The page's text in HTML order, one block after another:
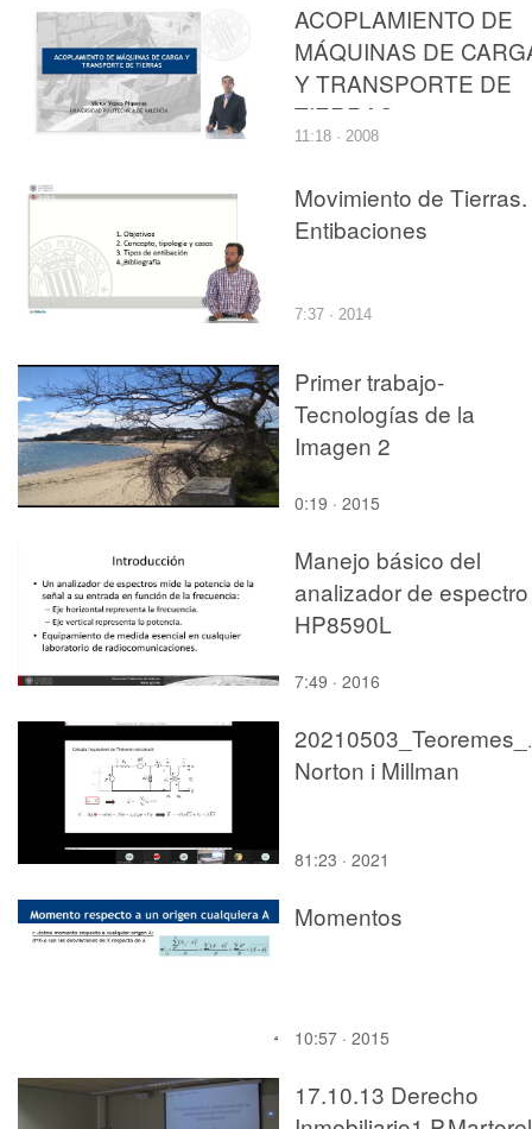
ACOPLAMIENTO DE
MÁQUINAS DE
Y TRANSPORTE DE
TIERRAS
11:18 · 2008
Movimiento de Tierras.
Entibaciones
7:37 · 2014
Primer trabajo-
Tecnologías de la
Imagen 2
0:19 · 2015
Manejo básico del
analizador de espectro
HP8590L
7:49 · 2016
Norton i Millman
81:23 · 2021
Momentos
10:57 · 2015
17.10.13 Derecho